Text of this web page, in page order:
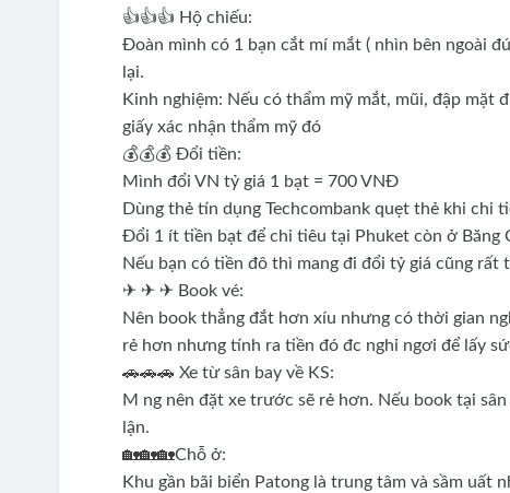
👍👍👍 Hộ chiếu:
Đoàn mình có 1 bạn cắt mí mắt ( nhìn bên ngoài
lại.
Kinh nghiệm: Nếu có thẩm mỹ mắt, mũi, đập mặt
giấy xác nhận thẩm mỹ đó
💰💰💰 Đổi tiền:
Mình đổi VN tỷ giá 1 bạt = 700 VNĐ
Dùng thẻ tín dụng Techcombank quẹt thẻ khi chi
Đổi 1 ít tiền bạt để chi tiêu tại Phuket còn ở Băng
Nếu bạn có tiền đô thì mang đi đổi tỷ giá cũng
✈ ✈ ✈ Book vé:
Nên book thẳng đắt hơn xíu nhưng có thời gian
rẻ hơn nhưng tính ra tiền đó đc nghỉ ngơi để lấy
🚗🚗🚗 Xe từ sân bay về KS:
M ng nên đặt xe trước sẽ rẻ hơn. Nếu book tại
lận.
🏡🏡🏡Chỗ ở:
Khu gần bãi biển Patong là trung tâm và sầm uất